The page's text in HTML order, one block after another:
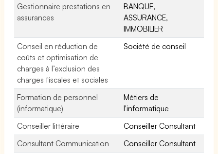
Gestionnaire prestations en
assurances
BANQUE,
ASSURANCE,
IMMOBILIER
Conseil en réduction de
coûts et optimisation de
charges à l’exclusion des
charges fiscales et sociales
Société de conseil
Formation de personnel
(informatique)
Métiers de
l'informatique
Conseiller littéraire
Conseiller Consultant
Consultant Communication
Conseiller Consultant